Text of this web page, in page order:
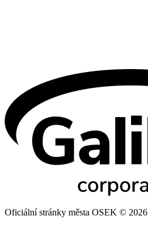
Oficiální stránky města OSEK © 2026